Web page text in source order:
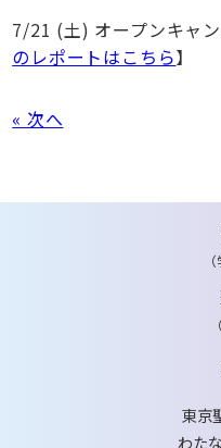
7/21 (土) オープンキャ
のレポートはこちら】
« 次へ
東京
わた